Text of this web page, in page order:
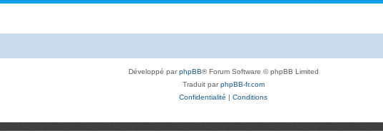
Développé parphpBB® Forum Software © phpBB Limited
Traduit parphpBB-fr.com
Confidentialité
Conditions